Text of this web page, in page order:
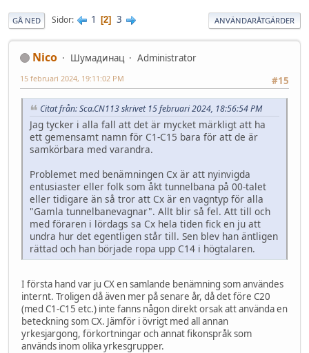
GÅ NED Sidor 1 2 3 ANVÄNDARÅTGÄRDER
Nico Шумадинац
Administrator
#15
15 februari 2024, 19:11:02 PM
Citat från: Sca.CN113 skrivet 15 februari 2024, 18:56:54 PM
Jag tycker i alla fall att det är mycket märkligt att ha
ett gemensamt namn för C1-C15 bara för att de är
samkörbara med varandra.
Problemet med benämningen Cx är att nyinvigda
entusiaster eller folk som åkt tunnelbana på 00-talet
eller tidigare än så tror att Cx är en vagntyp för alla
"Gamla tunnelbanevagnar". Allt blir så fel. Att till och
med föraren i lördags sa Cx hela tiden fick en ju att
undra hur det egentligen står till. Sen blev han äntligen
rättad och han började ropa upp C14 i högtalaren.
I första hand var ju CX en samlande benämning som användes
internt. Troligen då även mer på senare år, då det före C20
(med C1-C15 etc.) inte fanns någon direkt orsak att använda en
beteckning som CX. Jämför i övrigt med all annan
yrkesjargong, förkortningar och annat fikonspråk som
används inom olika yrkesgrupper.